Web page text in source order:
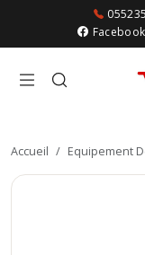
Facebook
Accueil / Equipement